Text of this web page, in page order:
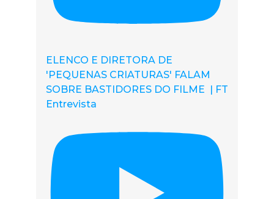
ELENCO E DIRETORA DE
'PEQUENAS CRIATURAS' FALAM
SOBRE BASTIDORES DO FILME | FT
Entrevista